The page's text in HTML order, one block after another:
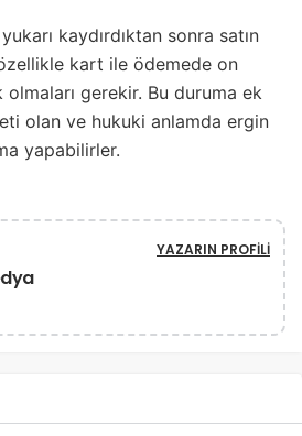
yukarı kaydırdıktan sonra satın
kart ile ödemede on
olmaları gerekir. Bu duruma ek
olan ve hukuki anlamda ergin
yapabilirler.
YAZARIN PROFILI